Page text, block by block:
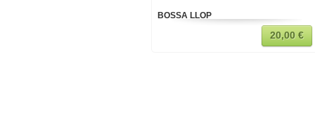
BOSSA LLOP
20,00 €